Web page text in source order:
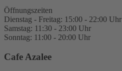
Öffnungszeiten
Dienstag - Freitag: 15:00 - 22:00 Uhr
Samstag: 11:30 - 23:00 Uhr
Sonntag: 11:00 - 20:00 Uhr
Cafe Azalee